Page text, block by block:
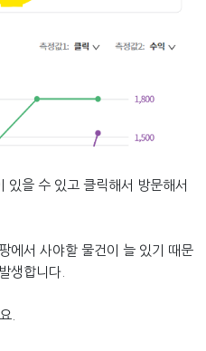
있을 수 있고 클릭해서 방문해서
에서 사야할 물건이 늘 있기 때문
생합니다.
.